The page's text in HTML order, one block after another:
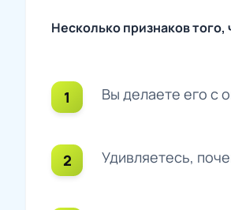
Несколько признаков
Вы делаете его с
Удивляетесь,